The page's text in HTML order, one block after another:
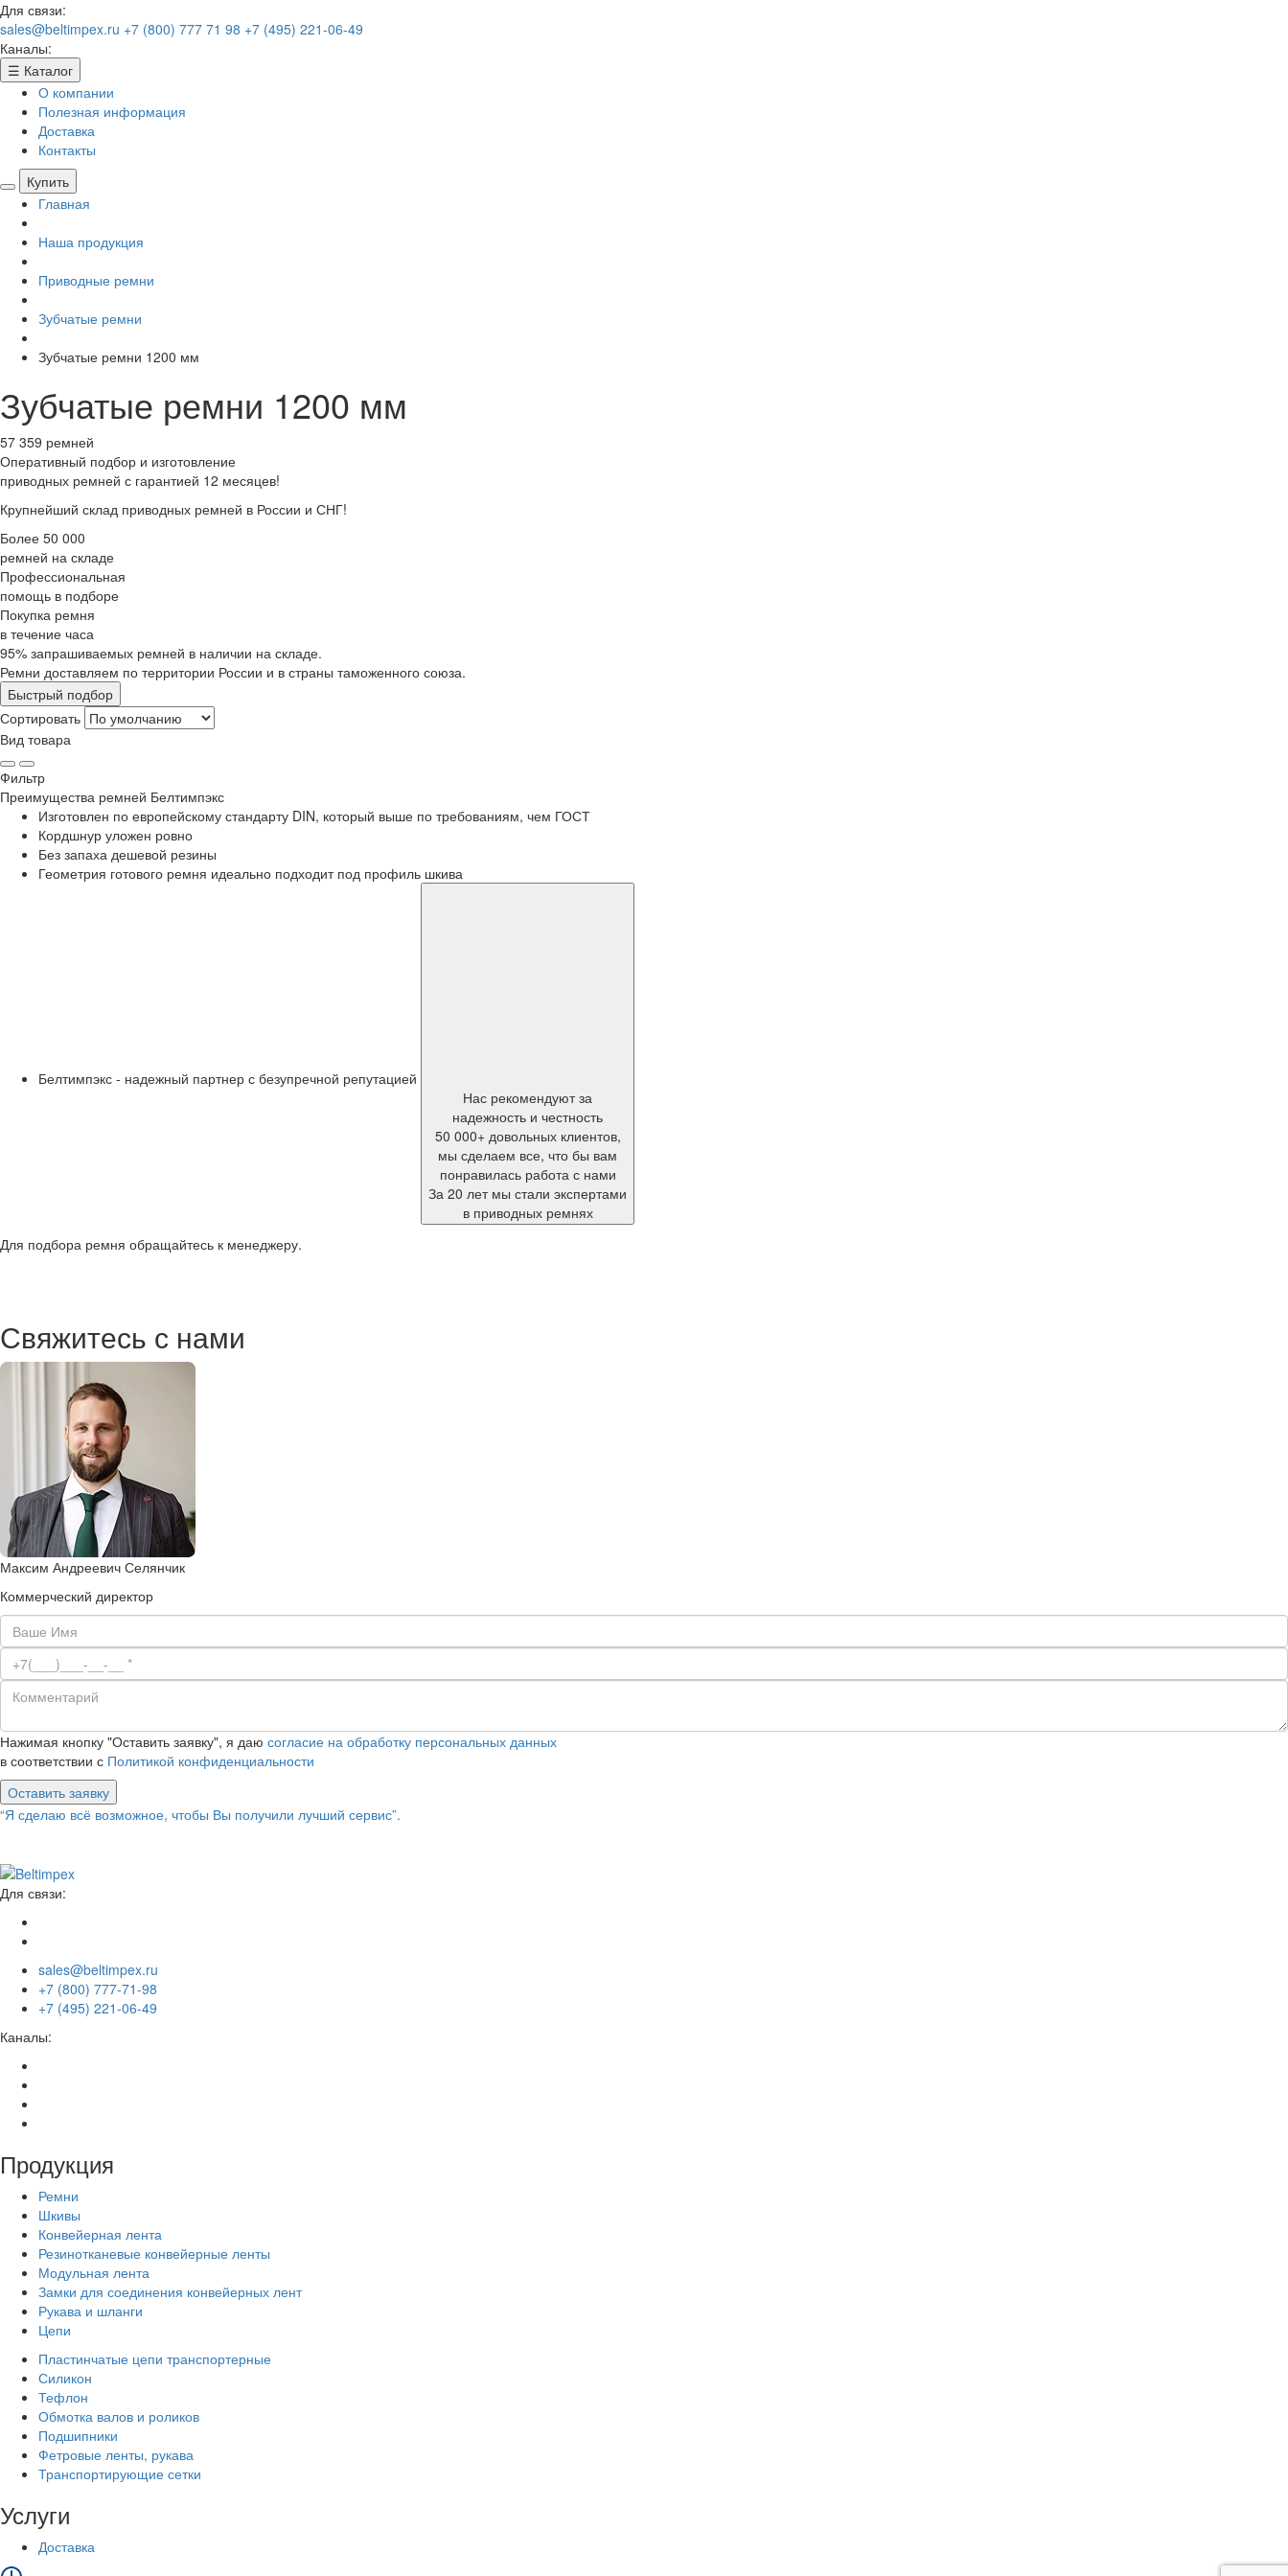
Для связи:
sales@beltimpex.ru +7 (800) 777 71 98 +7 (495) 221-06-49
Каналы:
☰ Каталог
О компании
Полезная информация
Доставка
Контакты
Купить
Главная
Наша продукция
Приводные ремни
Зубчатые ремни
Зубчатые ремни 1200 мм
Зубчатые ремни 1200 мм
57 359 ремней
Оперативный подбор и изготовление
приводных ремней с гарантией 12 месяцев!
Крупнейший склад приводных ремней в России и СНГ!
Более 50 000
ремней на складе
Профессиональная
помощь в подборе
Покупка ремня
в течение часа
95% запрашиваемых ремней в наличии на складе.
Ремни доставляем по территории России и в страны таможенного союза.
Быстрый подбор
Сортировать
Вид товара
Фильтр
Преимущества ремней Белтимпэкс
Изготовлен по европейскому стандарту DIN, который выше по требованиям, чем ГОСТ
Кордшнур уложен ровно
Без запаха дешевой резины
Геометрия готового ремня идеально подходит под профиль шкива
Белтимпэкс - надежный партнер с безупречной репутацией
Нас рекомендуют за
надежность и честность
50 000+ довольных клиентов,
мы сделаем все, что бы вам
понравилась работа с нами
За 20 лет мы стали экспертами
в приводных ремнях
Для подбора ремня обращайтесь к менеджеру.
Свяжитесь с нами
Максим Андреевич Селянчик
Коммерческий директор
Нажимая кнопку "Оставить заявку", я даю согласие на обработку персональных данных
в соответствии с Политикой конфиденциальности
Оставить заявку
“Я сделаю всё возможное, чтобы Вы получили лучший сервис”.
Для связи:
sales@beltimpex.ru
+7 (800) 777-71-98
+7 (495) 221-06-49
Каналы:
Продукция
Ремни
Шкивы
Конвейерная лента
Резинотканевые конвейерные ленты
Модульная лента
Замки для соединения конвейерных лент
Рукава и шланги
Цепи
Пластинчатые цепи транспортерные
Силикон
Тефлон
Обмотка валов и роликов
Подшипники
Фетровые ленты, рукава
Транспортирующие сетки
Услуги
Доставка